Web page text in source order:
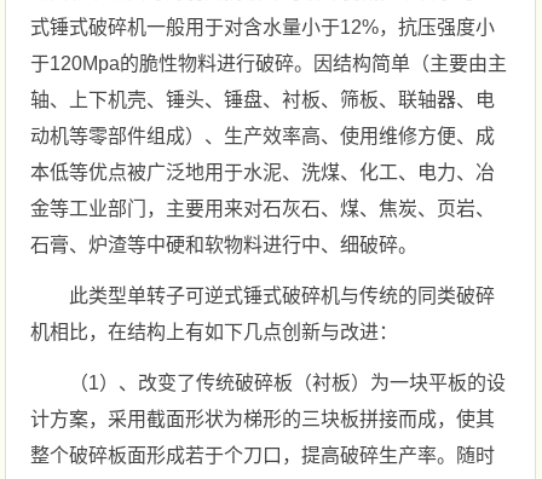
式锤式破碎机一般用于对含水量小于12%，抗压强度小
于120Mpa的脆性物料进行破碎。因结构简单（主要由主
轴、上下机壳、锤头、锤盘、衬板、筛板、联轴器、电
动机等零部件组成）、生产效率高、使用维修方便、成
本低等优点被广泛地用于水泥、洗煤、化工、电力、冶
金等工业部门，主要用来对石灰石、煤、焦炭、页岩、
石膏、炉渣等中硬和软物料进行中、细破碎。
此类型单转子可逆式锤式破碎机与传统的同类破碎
机相比，在结构上有如下几点创新与改进：
（1）、改变了传统破碎板（衬板）为一块平板的设
计方案，采用截面形状为梯形的三块板拼接而成，使其
整个破碎板面形成若于个刀口，提高破碎生产率。随时